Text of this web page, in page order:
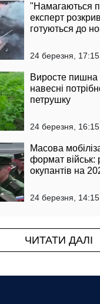
"Намагаються
експерт
готуються до
24 березня, 17:15
Виросте пишна
навесні
петрушку
24 березня, 16:15
Масова
формат військ:
окупантів на
24 березня, 14:15
ЧИТАТИ ДАЛІ